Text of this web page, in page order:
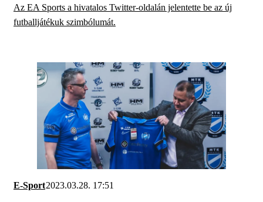
Az EA Sports a hivatalos Twitter-oldalán jelentette be az új
futballjátékuk szimbólumát.
E-Sport2023.03.28. 17:51